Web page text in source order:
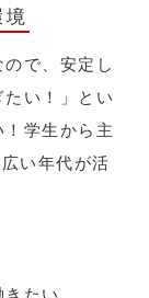
で、安定し
い！」とい
学生から主
い年代が活